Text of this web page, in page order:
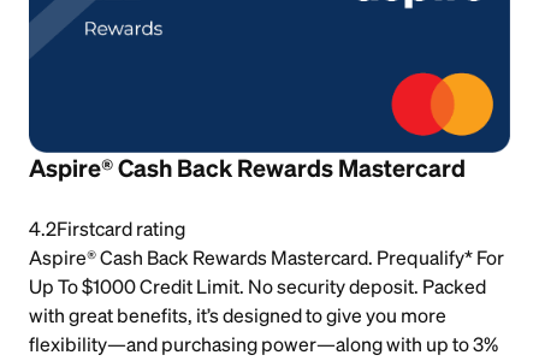
Aspire® Cash Back Rewards Mastercard
4.2Firstcard rating
Aspire® Cash Back Rewards Mastercard. Prequalify* For
Up To $1000 Credit Limit. No security deposit. Packed
with great benefits, it’s designed to give you more
flexibility—and purchasing power—along with up to 3%